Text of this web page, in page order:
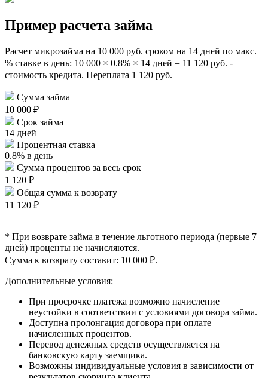
Пример расчета займа
Расчет микрозайма на 10 000 руб. сроком на 14 дней по макс.
% ставке в день: 10 000 × 0.8% × 14 дней = 11 120 руб. -
стоимость кредита. Переплата 1 120 руб.
Сумма займа
10 000 ₽
Срок займа
14 дней
Процентная ставка
0.8% в день
Сумма процентов за весь срок
1 120 ₽
Общая сумма к возврату
11 120 ₽
* При возврате займа в течение льготного периода (первые 7
дней) проценты не начисляются.
Сумма к возврату составит: 10 000 ₽.
Дополнительные условия:
При просрочке платежа возможно начисление
неустойки в соответствии с условиями договора займа.
Доступна пролонгация договора при оплате
начисленных процентов.
Перевод денежных средств осуществляется на
банковскую карту заемщика.
Возможны индивидуальные условия в зависимости от